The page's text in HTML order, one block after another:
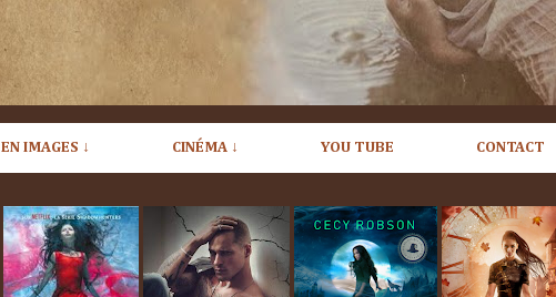
EN IMAGES ↓ CINÉMA ↓ YOU TUBE CONTACT